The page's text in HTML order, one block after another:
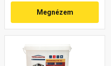
Megnézem